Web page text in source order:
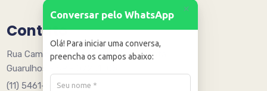
Contato
Rua Caminho Quinze 205 - Água Chata
Guarulhos - SP - 07251005
(11) 5461-6078
+
Conversar pelo WhatsApp
Olá! Para iniciar uma conversa,
preencha os campos abaixo: